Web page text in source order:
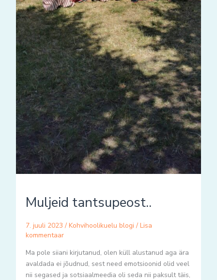
Muljeid tantsupeost..
7. juuli 2023 / Kohvihoolikuelu blogi / Lisa
kommentaar
Ma pole siiani kirjutanud, olen küll alustanud aga ära
avaldada ei jõudnud, sest need emotsioonid olid veel
nii segased ja sotsiaalmeedia oli seda nii paksult täis,